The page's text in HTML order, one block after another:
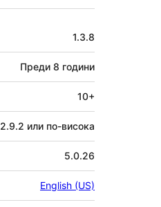
1.3.8
Преди 8 години
10+
2.9.2 или по-висока
5.0.26
English (US)